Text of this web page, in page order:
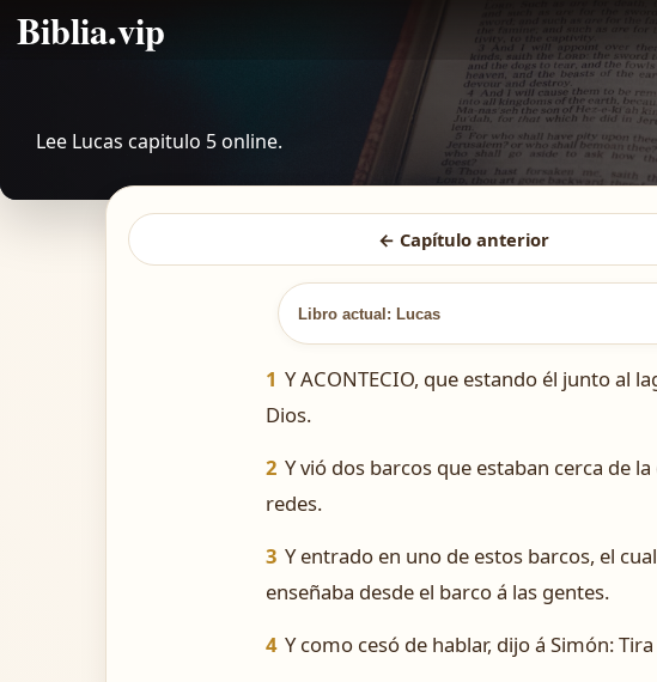
Biblia.vip
Lee Lucas capitulo 5 online.
← Capítulo anterior
Libro actual: Lucas
1 Y ACONTECIO, que estando él junto al
Dios.
2 Y vió dos barcos que estaban cerca de
redes.
3 Y entrado en uno de estos barcos, el
enseñaba desde el barco á las gentes.
4 Y como cesó de hablar, dijo á Simón: